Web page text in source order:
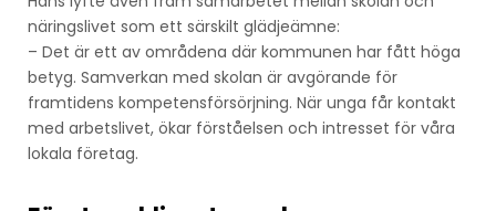
näringslivet som ett särskilt glädjeämne:
– Det är ett av områdena där kommunen har fått höga
betyg. Samverkan med skolan är avgörande för
framtidens kompetensförsörjning. När unga får kontakt
med arbetslivet, ökar förståelsen och intresset för våra
lokala företag.